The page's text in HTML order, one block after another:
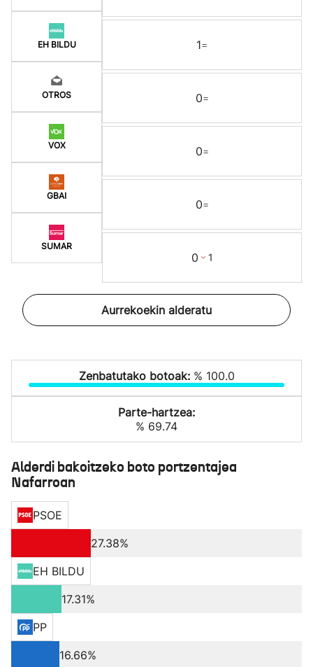
EH BILDU
OTROS
VOX
GBAI
SUMAR
1=
0=
0=
0=
0 1
Aurrekoekin alderatu
Zenbatutako botoak: % 100.0
Parte-hartzea:
% 69.74
Alderdi bakoitzeko boto portzentajea
Nafarroan
PSOE
27.38%
EH BILDU
17.31%
PP
16.66%